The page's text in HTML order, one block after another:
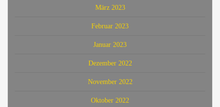
März 2023
Februar 2023
Januar 2023
Dezember 2022
November 2022
Oktober 2022